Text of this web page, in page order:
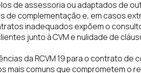
de assessoria ou adaptados de
de complementação e, em casos
inadequados expõem o
junto à CVM e nulidade de
da RCVM 19 para o contrato de
mais comuns que comprometem o